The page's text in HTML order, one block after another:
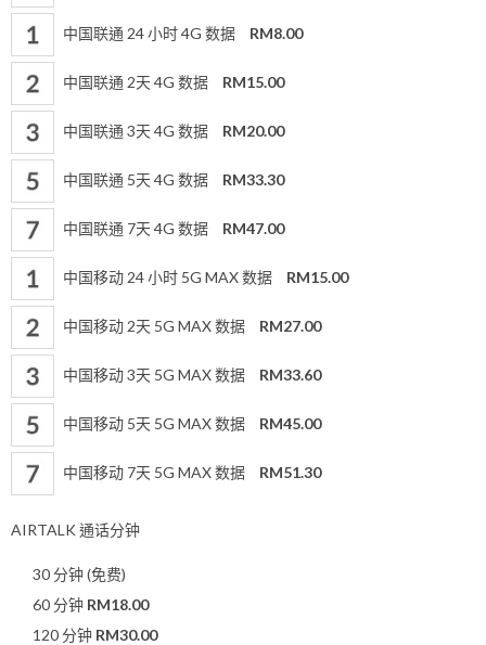
中国联通 24 小时 4G 数据 RM8.00
中国联通 2天 4G 数据 RM15.00
中国联通 3天 4G 数据 RM20.00
中国联通 5天 4G 数据 RM33.30
中国联通 7天 4G 数据 RM47.00
中国移动 24 小时 5G MAX 数据 RM15.00
中国移动 2天 5G MAX 数据 RM27.00
中国移动 3天 5G MAX 数据 RM33.60
中国移动 5天 5G MAX 数据 RM45.00
中国移动 7天 5G MAX 数据 RM51.30
AIRTALK 通话分钟
30 分钟 (免费)
60 分钟 RM18.00
120 分钟 RM30.00